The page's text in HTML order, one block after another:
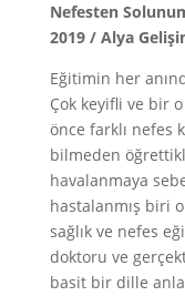
Nefesten
2019 / Alya
Eğitimin her
Çok keyifli ve bir
önce farklı nefes
bilmeden
havalanmaya
hastalanmış biri
sağlık ve nefes
doktoru ve
basit bir dille